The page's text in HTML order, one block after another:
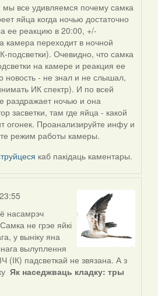
мы все удивляемся почему самка
яйца когда ночью достаточно
ее реакцию в 20:00, +/-
камера переходит в ночной
Очевидно, что самка
на камере и реакция ее
новость - не знал и не слышал,
ИК спектр). И по всей
раздражает ночью и она
засветки, там где яйца - какой
огонек. Проанализируйте инфу и
режим работы камеры.
каб пакідаць каментары.
насамрэч
не грэе яйкі
у выніку яна
вылуплення
(ІК) падсветкай не звязана. А з
Як наседжваць кладку: тры